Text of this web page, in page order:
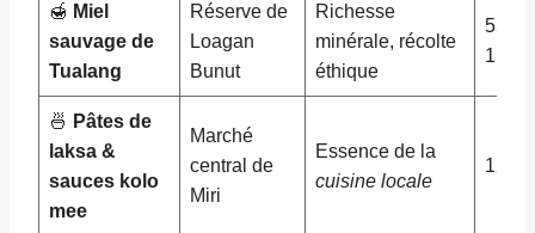
🍯 Miel
sauvage de
Tualang
Réserve de
Loagan
Bunut
Richesse
minérale, récolte
éthique
55 –
110
🍜 Pâtes de
laksa &
sauces kolo
mee
Marché
central de
Miri
Essence de la
cuisine locale
12 –